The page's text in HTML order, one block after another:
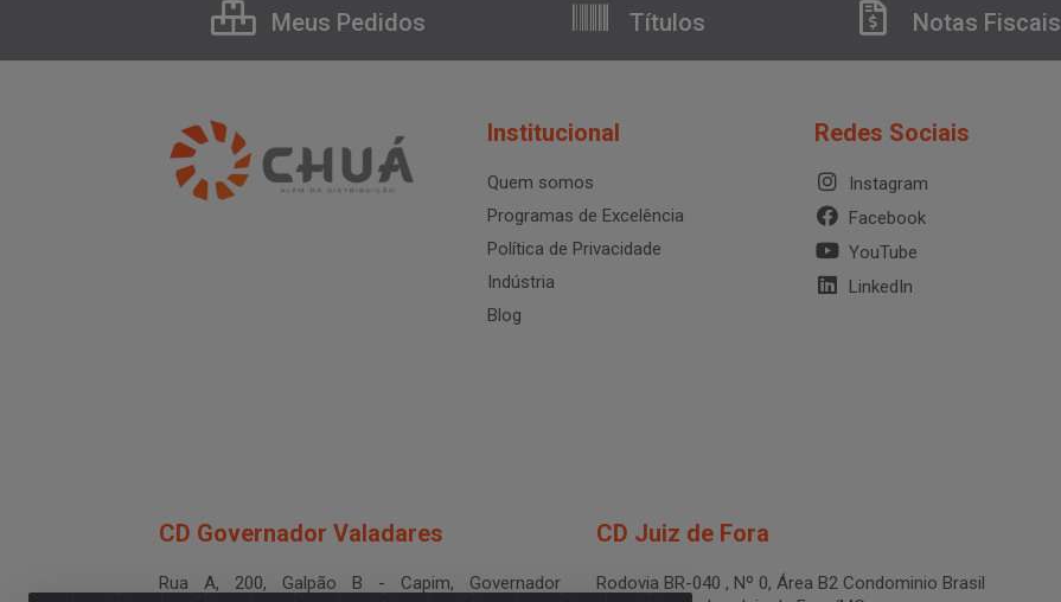
Meus Pedidos Títulos Notas Fiscais
Institucional
Quem somos
Programas de Excelência
Política de Privacidade
Indústria
Blog
Redes Sociais
Instagram
Facebook
YouTube
LinkedIn
CD Governador Valadares
Rua A, 200, Galpão B - Capim, Governador
CD Juiz de Fora
Rodovia BR-040 , Nº 0, Área B2 Condominio Brasil